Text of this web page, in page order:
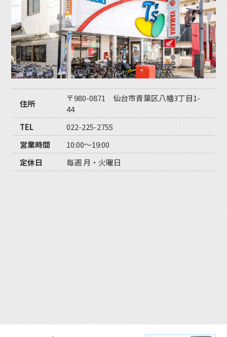
住所
〒980-0871 仙台市青葉区八幡3丁目1-
44
TEL
022-225-2755
営業時間
10:00〜19:00
定休日
毎週 月・火曜日